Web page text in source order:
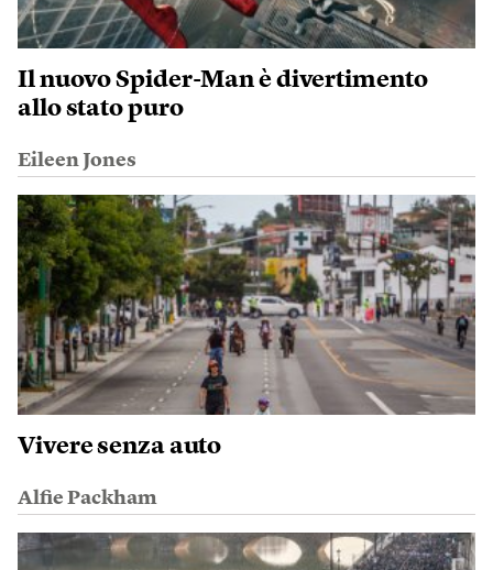
Il nuovo Spider-Man è divertimento
allo stato puro
Eileen Jones
Vivere senza auto
Alfie Packham